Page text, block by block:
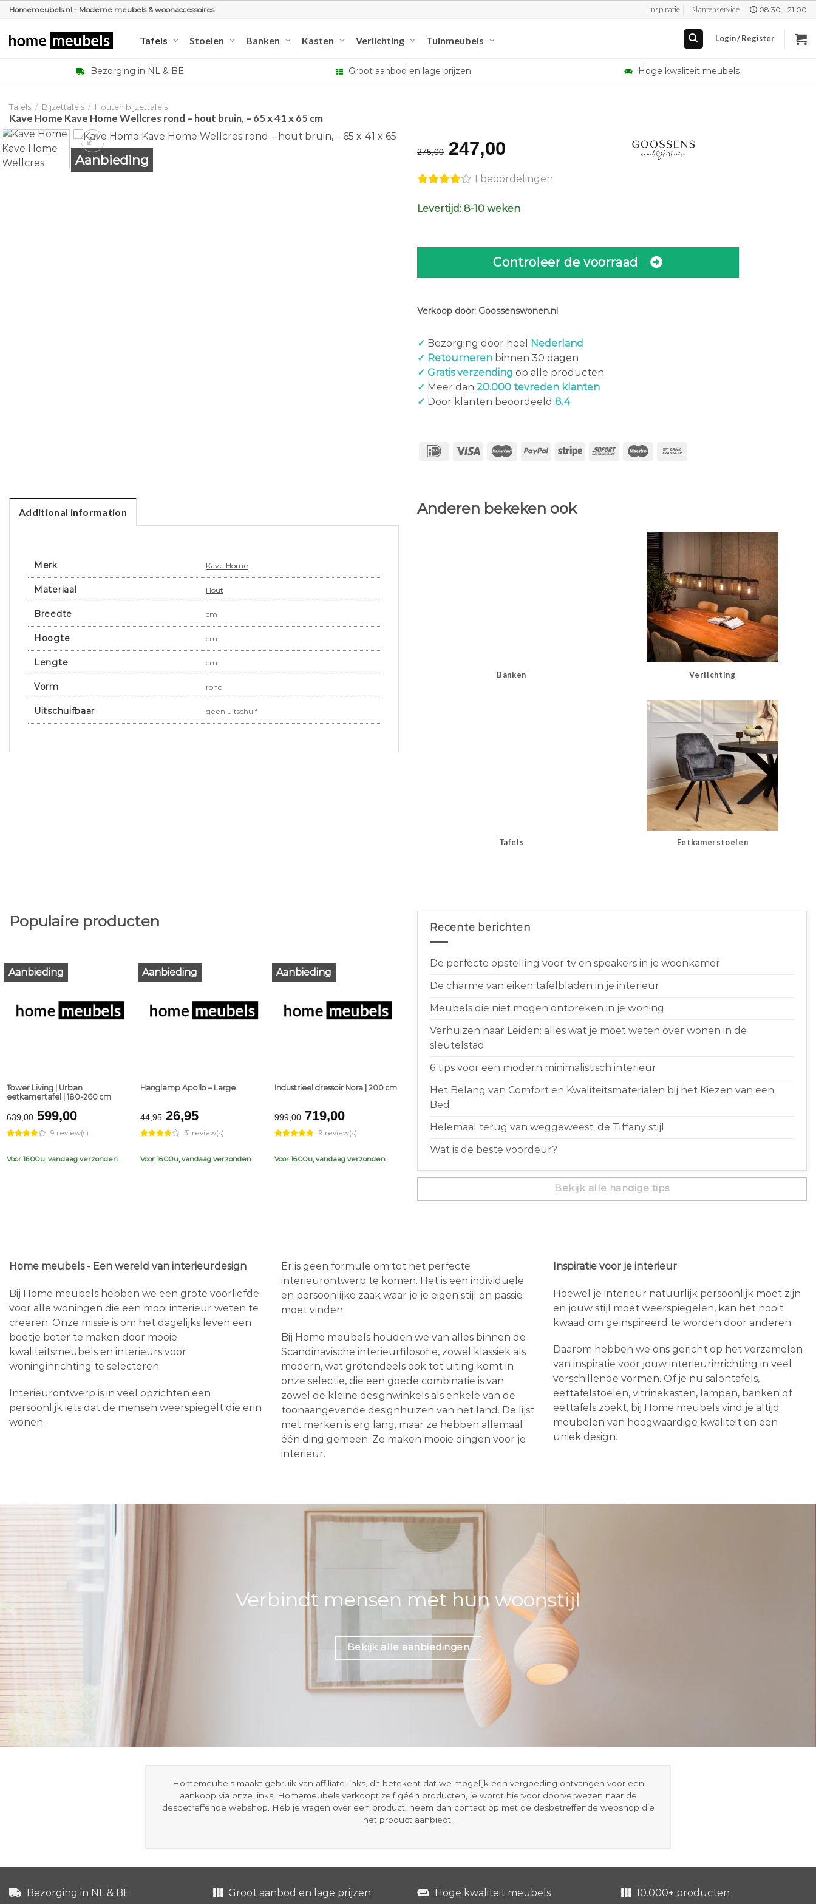
Ga
inhoud
Homemeubels.nl - Moderne meubels & woonaccessoires Inspiratie Klantenservice 08:30 - 21:00
Tafels Stoelen Banken Kasten Verlichting Tuinmeubels Login / Register
Bezorging in NL & BE Groot aanbod en lage prijzen Hoge kwaliteit meubels
Tafels / Bijzettafels / Houten bijzettafels
Kave Home Kave Home Wellcres rond – hout bruin, – 65 x 41 x 65 cm
Aanbieding
275,00 Original
was:
€275,00.
247,00
is:
€247,00.
1 beoordelingen
Levertijd: 8-10 weken
Controleer de voorraad
Verkoop door: Goossenswonen.nl
✓ Bezorging door heel
Nederland
✓ Retourneren binnen 30 dagen
✓ Gratis verzending op alle producten
✓ Meer dan 20.000 tevreden klanten
✓ Door klanten beoordeeld 8.4
Additional information
Merk Kave Home
Materiaal Hout
Breedte cm
Hoogte cm
Lengte cm
Vorm rond
Uitschuifbaar geen uitschuif
Anderen bekeken ook
Banken Verlichting
Tafels Eetkamerstoelen
Populaire producten
Aanbieding
Tower Living | Urban
eetkamertafel | 180-260 cm
639,00 Original
price
was:
€639,00.
599,00Current
price
is:
€599,00.
9 review(s)
Voor 16.00u, vandaag verzonden
Aanbieding
Hanglamp Apollo – Large
44,95 Original
price
was:
€44,95.
26,95Current
price
is:
€26,95.
31 review(s)
Voor 16.00u, vandaag verzonden
Aanbieding
Industrieel dressoir Nora | 200 cm
999,00 Original
price
was:
€999,00.
719,00Current
price
is:
€719,00.
9 review(s)
Voor 16.00u, vandaag verzonden
Recente berichten
De perfecte opstelling voor tv en speakers in je woonkamer
De charme van eiken tafelbladen in je interieur
Meubels die niet mogen ontbreken in je woning
Verhuizen naar Leiden: alles wat je moet weten over wonen in de
sleutelstad
6 tips voor een modern minimalistisch interieur
Het Belang van Comfort en Kwaliteitsmaterialen bij het Kiezen van een
Bed
Helemaal terug van weggeweest: de Tiffany stijl
Wat is de beste voordeur?
Bekijk alle handige tips
Home meubels - Een wereld van interieurdesign
Bij Home meubels hebben we een grote voorliefde
voor alle woningen die een mooi interieur weten te
creëren. Onze missie is om het dagelijks leven een
beetje beter te maken door mooie
kwaliteitsmeubels en interieurs voor
woninginrichting te selecteren.
Interieurontwerp is in veel opzichten een
persoonlijk iets dat de mensen weerspiegelt die erin
wonen.
Er is geen formule om tot het perfecte
interieurontwerp te komen. Het is een individuele
en persoonlijke zaak waar je je eigen stijl en passie
moet vinden.
Bij Home meubels houden we van alles binnen de
Scandinavische interieurfilosofie, zowel klassiek als
modern, wat grotendeels ook tot uiting komt in
onze selectie, die een goede combinatie is van
zowel de kleine designwinkels als enkele van de
toonaangevende designhuizen van het land. De lijst
met merken is erg lang, maar ze hebben allemaal
één ding gemeen. Ze maken mooie dingen voor je
interieur.
Inspiratie voor je interieur
Hoewel je interieur natuurlijk persoonlijk moet zijn
en jouw stijl moet weerspiegelen, kan het nooit
kwaad om geïnspireerd te worden door anderen.
Daarom hebben we ons gericht op het verzamelen
van inspiratie voor jouw interieurinrichting in veel
verschillende vormen. Of je nu salontafels,
eettafelstoelen, vitrinekasten, lampen, banken of
eettafels zoekt, bij Home meubels vind je altijd
meubelen van hoogwaardige kwaliteit en een
uniek design.
Verbindt mensen met hun woonstijl
Bekijk alle aanbiedingen
Homemeubels maakt gebruik van affiliate links, dit betekent dat we mogelijk een vergoeding ontvangen voor een
aankoop via onze links. Homemeubels verkoopt zelf géén producten, je wordt hiervoor doorverwezen naar de
desbetreffende webshop. Heb je vragen over een product, neem dan contact op met de desbetreffende webshop die
het product aanbiedt.
Bezorging in NL & BE Groot aanbod en lage prijzen Hoge kwaliteit meubels 10.000+ producten